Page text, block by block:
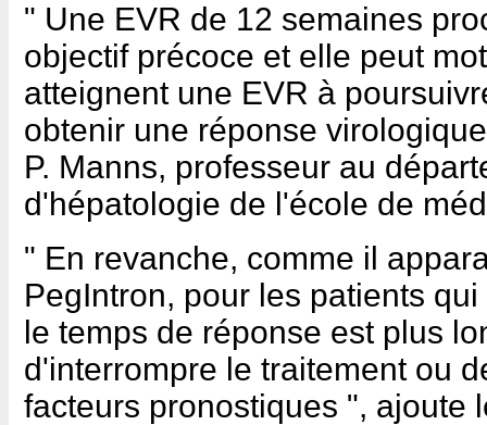
" Une EVR de 12 semaines
objectif précoce et elle peut
atteignent une EVR à
obtenir une réponse
P. Manns, professeur au
d'hépatologie de l'école de
" En revanche, comme il
PegIntron, pour les patients
le temps de réponse est plus
d'interrompre le traitement ou
facteurs pronostiques ", ajoute